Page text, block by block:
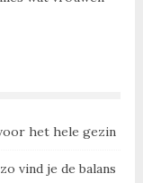
het hele gezin
vind je de balans